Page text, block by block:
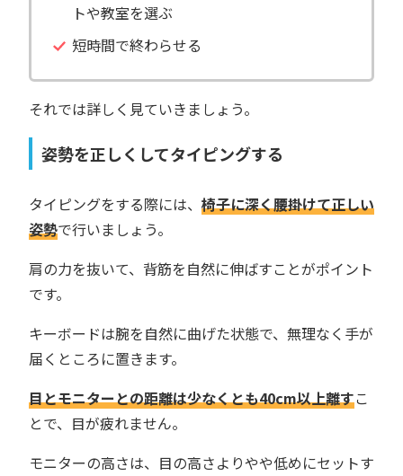
トや教室を選ぶ
短時間で終わらせる
それでは詳しく見ていきましょう。
姿勢を正しくしてタイピングする
タイピングをする際には、 椅子に深く腰掛けて正しい
姿勢で行いましょう。
肩の力を抜いて、背筋を自然に伸ばすことがポイント
です。
キーボードは腕を自然に曲げた状態で、無理なく手が
届くところに置きます。
目とモニターとの距離は少なくとも40cm以上離すこ
とで、目が疲れません。
モニターの高さは、目の高さよりやや低めにセットす